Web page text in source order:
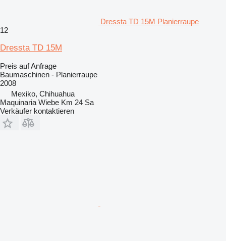
Dressta TD 15M Planierraupe
12
Dressta TD 15M
Preis auf Anfrage
Baumaschinen - Planierraupe
2008
Mexiko, Chihuahua
Maquinaria Wiebe Km 24 Sa
Verkäufer kontaktieren